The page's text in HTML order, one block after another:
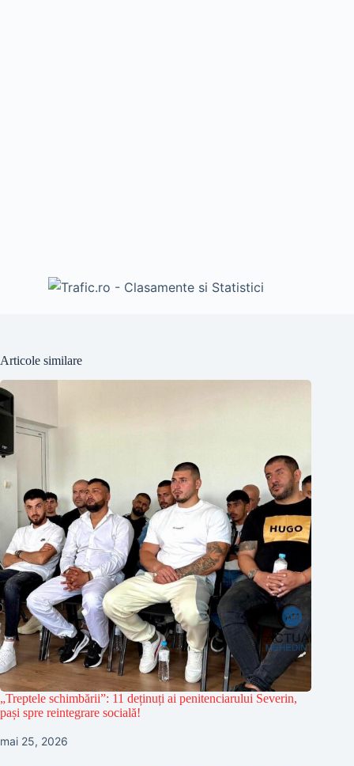
Articole similare
„Treptele schimbării”: 11 deținuți ai penitenciarului Severin,
pași spre reintegrare socială!
mai 25, 2026